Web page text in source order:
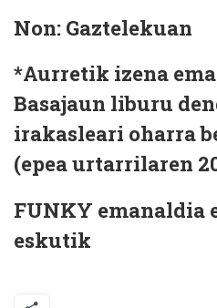
Non: Gaztelekuan
*Aurretik izena
Basajaun liburu
irakasleari oharra
(epea urtarrilaren
FUNKY emanaldia
eskutik